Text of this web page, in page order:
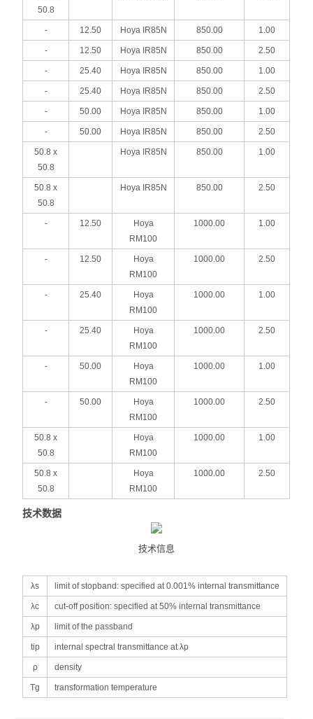
50.8
- 12.50 Hoya IR85N 850.00 1.00
- 12.50 Hoya IR85N 850.00 2.50
- 25.40 Hoya IR85N 850.00 1.00
- 25.40 Hoya IR85N 850.00 2.50
- 50.00 Hoya IR85N 850.00 1.00
- 50.00 Hoya IR85N 850.00 2.50
50.8 x
50.8
Hoya IR85N 850.00 1.00
50.8 x
50.8
Hoya IR85N 850.00 2.50
- 12.50
Hoya
RM100
1000.00 1.00
- 12.50
Hoya
RM100
1000.00 2.50
- 25.40
Hoya
RM100
1000.00 1.00
- 25.40
Hoya
RM100
1000.00 2.50
- 50.00
Hoya
RM100
1000.00 1.00
- 50.00
Hoya
RM100
1000.00 2.50
50.8 x
50.8
Hoya
RM100
1000.00 1.00
50.8 x
50.8
Hoya
RM100
1000.00 2.50
技术数据
技术信息
λs limit of stopband: specified at 0.001% internal transmittance
λc cut-off position: specified at 50% internal transmittance
λp limit of the passband
tip internal spectral transmittance at λp
ρ density
Tg transformation temperature